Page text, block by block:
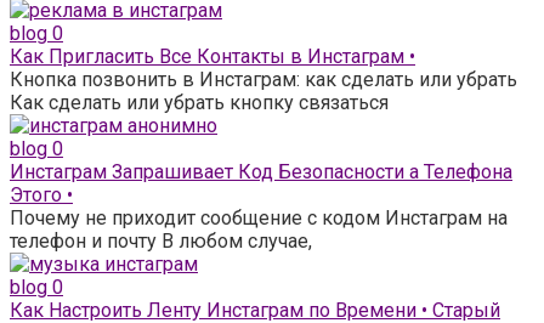
blog 0
Как Пригласить Все Контакты в Инстаграм •
Кнопка позвонить в Инстаграм: как сделать или убрать
Как сделать или убрать кнопку связаться
blog 0
Инстаграм Запрашивает Код Безопасности а Телефона
Этого •
Почему не приходит сообщение с кодом Инстаграм на
телефон и почту В любом случае,
blog 0
Как Настроить Ленту Инстаграм по Времени • Старый